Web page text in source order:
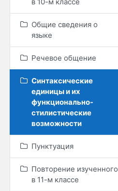
Общие сведения о
языке
Речевое общение
Синтаксические
единицы и их
функционально-
стилистические
возможности
Пунктуация
Повторение изученного
в 11-м классе